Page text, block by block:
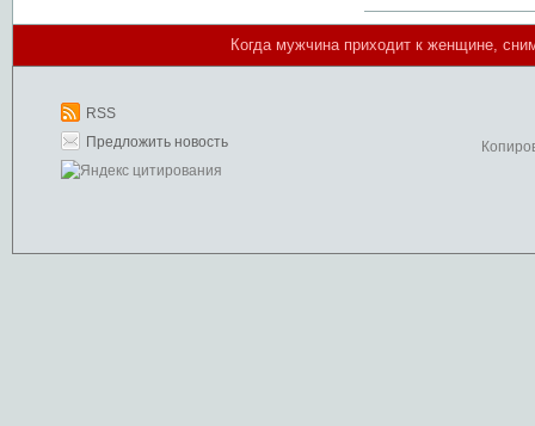
Когда мужчина приходит к женщине,
RSS
Предложить новость